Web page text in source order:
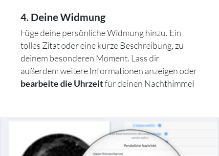
4. Deine Widmung
Füge deine persönliche Widmung hinzu. Ein
tolles Zitat oder eine kurze Beschreibung, zu
deinem besonderen Moment. Lass dir
außerdem weitere Informationen anzeigen oder
bearbeite die Uhrzeitfür deinen Nachthimmel